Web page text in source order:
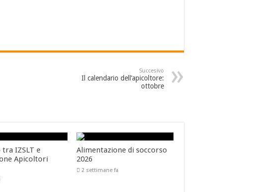
Succesivo
Il calendario dell’apicoltore:
ottobre
IZSLT e
Apicoltori
Alimentazione di soccorso
2026
2 settimane fa